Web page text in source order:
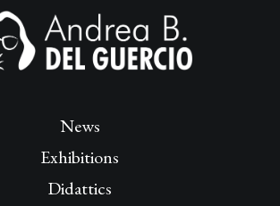
News
Exhibitions
Didattics